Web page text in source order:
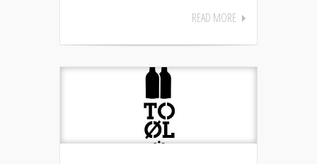
READ MORE